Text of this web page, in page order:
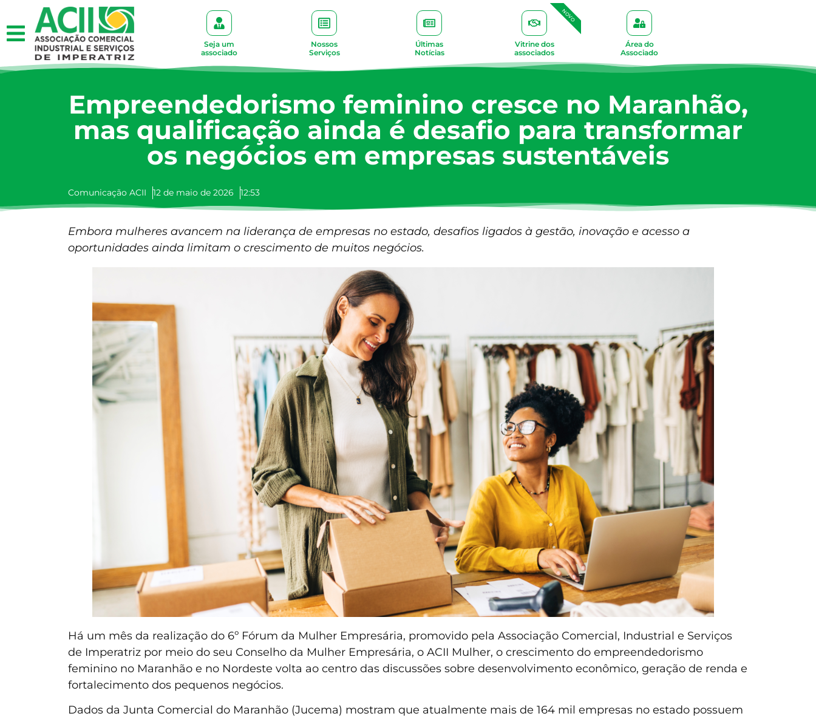
Seja um
associado
Nossos
Serviços
Últimas
Notícias
Vitrine dos
associados
NOVO
Área do
Associado
Empreendedorismo feminino cresce no Maranhão,
mas qualificação ainda é desafio para transformar
os negócios em empresas sustentáveis
Comunicação ACII 12 de maio de 2026 12:53
Embora mulheres avancem na liderança de empresas no estado, desafios ligados à gestão, inovação e acesso a
oportunidades ainda limitam o crescimento de muitos negócios.
Há um mês da realização do 6º Fórum da Mulher Empresária, promovido pela Associação Comercial, Industrial e Serviços
de Imperatriz por meio do seu Conselho da Mulher Empresária, o ACII Mulher, o crescimento do empreendedorismo
feminino no Maranhão e no Nordeste volta ao centro das discussões sobre desenvolvimento econômico, geração de renda e
fortalecimento dos pequenos negócios.
Dados da Junta Comercial do Maranhão (Jucema) mostram que atualmente mais de 164 mil empresas no estado possuem